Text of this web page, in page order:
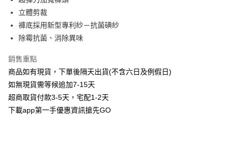
聯邦商業銀行
元大商業銀行
玉山商業銀行
台新國際商業銀行
匯豐（台灣）商業銀行
聯邦商業銀行
元大商業銀行
玉山商業銀行
台灣樂天信用卡公司
街口支付
悠遊付
【關於「AFTEE先享後付」】
AFTEE先享後付是「在收到商品之後才付款」的支付方式。 讓您購物簡單
便利好安心！
１．簡單：不需註冊會員、不需綁卡、不需儲值。
２．便利：只要手機號碼，簡訊認證，即可結帳。
ATM付款
運送方式
立體剪裁
褲底採用新型專利紗－抗菌碘紗
除霉抗菌、消除異味
銷售重點
商品如有現貨，下單後隔天出貨(不含六日及例假日)
如無現貨需等候追加7-15天
超商取貨付款3-5天，宅配1-2天
下載app第一手優惠資訊搶先GO